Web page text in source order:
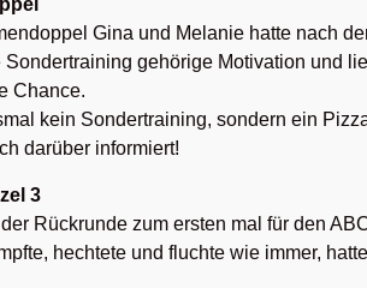
Gina und Melanie hatte nach
Sondertraining gehörige Motivation und
Chance.
kein Sondertraining, sondern ein
darüber informiert!
3
Rückrunde zum ersten mal für den
hechtete und fluchte wie immer,